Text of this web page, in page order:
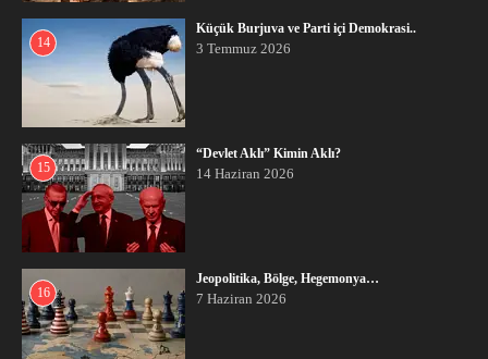
14
Küçük Burjuva ve Parti içi Demokrasi..
3 Temmuz 2026
15
“Devlet Aklı” Kimin Aklı?
14 Haziran 2026
16
Jeopolitika, Bölge, Hegemonya…
7 Haziran 2026